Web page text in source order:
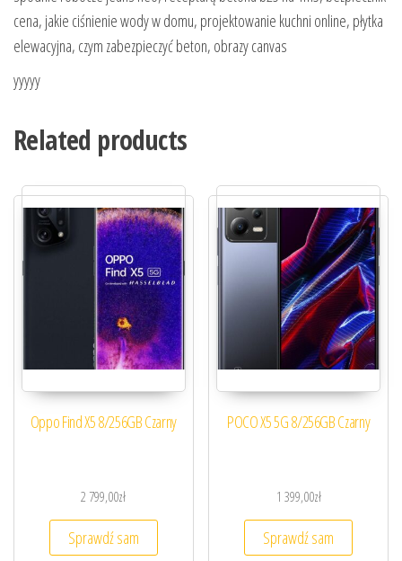
cena, jakie ciśnienie wody w domu, projektowanie kuchni online, płytka
elewacyjna, czym zabezpieczyć beton, obrazy canvas
yyyyy
Related products
Oppo Find X5 8/256GB Czarny
2 799,00zł
Sprawdź sam
POCO X5 5G 8/256GB Czarny
1 399,00zł
Sprawdź sam